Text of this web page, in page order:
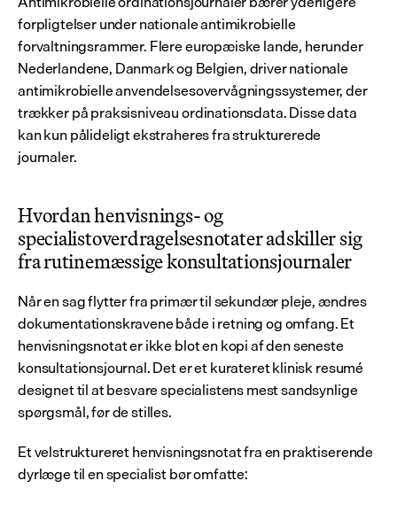
forpligtelser under nationale antimikrobielle
forvaltningsrammer. Flere europæiske lande, herunder
Nederlandene, Danmark og Belgien, driver nationale
antimikrobielle anvendelsesovervågningssystemer, der
trækker på praksisniveau ordinationsdata. Disse data
kan kun pålideligt ekstraheres fra strukturerede
journaler.
Hvordan henvisnings- og
specialistoverdragelsesnotater adskiller sig
fra rutinemæssige konsultationsjournaler
Når en sag flytter fra primær til sekundær pleje, ændres
dokumentationskravene både i retning og omfang. Et
henvisningsnotat er ikke blot en kopi af den seneste
konsultationsjournal. Det er et kurateret klinisk resumé
designet til at besvare specialistens mest sandsynlige
spørgsmål, før de stilles.
Et velstruktureret henvisningsnotat fra en praktiserende
dyrlæge til en specialist bør omfatte: